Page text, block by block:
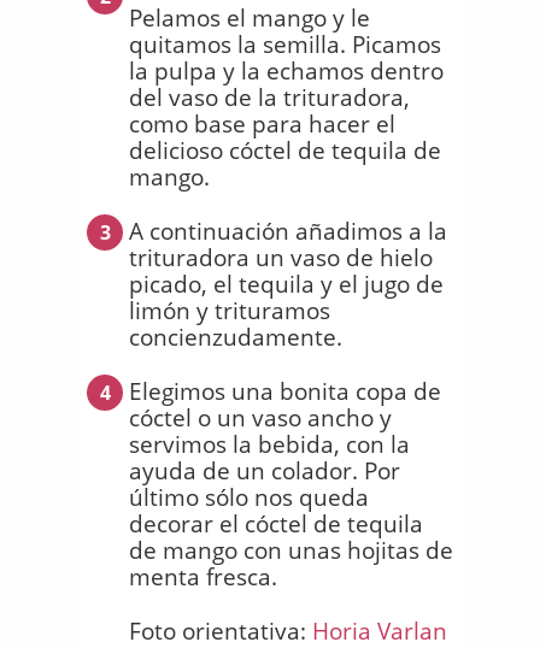
Pelamos el mango y le
quitamos la semilla. Picamos
la pulpa y la echamos dentro
del vaso de la trituradora,
como base para hacer el
delicioso cóctel de tequila de
mango.
3
A continuación añadimos a la
trituradora un vaso de hielo
picado, el tequila y el jugo de
limón y trituramos
concienzudamente.
4
Elegimos una bonita copa de
cóctel o un vaso ancho y
servimos la bebida, con la
ayuda de un colador. Por
último sólo nos queda
decorar el cóctel de tequila
de mango con unas hojitas de
menta fresca.
Foto orientativa: Horia Varlan